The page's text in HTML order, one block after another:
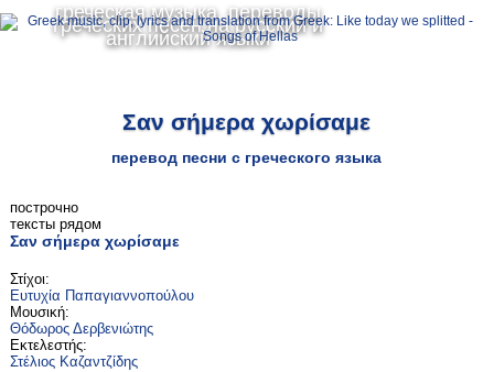
греческая музыка, переводы
греческих песен на русский и
английский языки
Σαν σήμερα χωρίσαμε
перевод песни с греческого языка
построчно
тексты рядом
Σαν σήμερα χωρίσαμε
Στίχοι:
Ευτυχία Παπαγιαννοπούλου
Μουσική:
Θόδωρος Δερβενιώτης
Εκτελεστής:
Στέλιος Καζαντζίδης